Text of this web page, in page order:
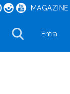
MAGAZINE
Entra